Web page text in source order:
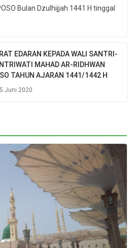
Bulan Dzulhijjah 1441 H tinggal
EDARAN KEPADA WALI SANTRI-
MAHAD AR-RIDHWAN
TAHUN AJARAN 1441/1442 H
Juni 2020